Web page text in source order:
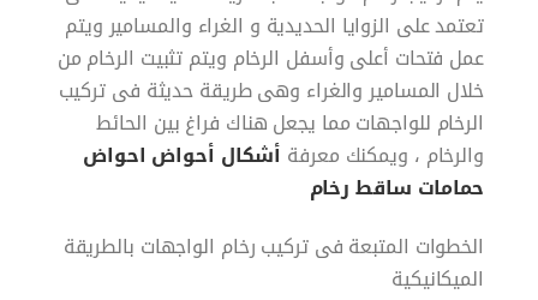
تعتمد على الزوايا الحديدية و الغراء والمسامير ويتم
عمل فتحات أعلى وأسفل الرخام ويتم تثبيت الرخام من
خلال المسامير والغراء وهى طريقة حديثة فى تركيب
الرخام للواجهات مما يجعل هناك فراغ بين الحائط
والرخام ، ويمكنك معرفة أشكال أحواض احواض
حمامات ساقط رخام
الخطوات المتبعة فى تركيب رخام الواجهات بالطريقة
الميكانيكية